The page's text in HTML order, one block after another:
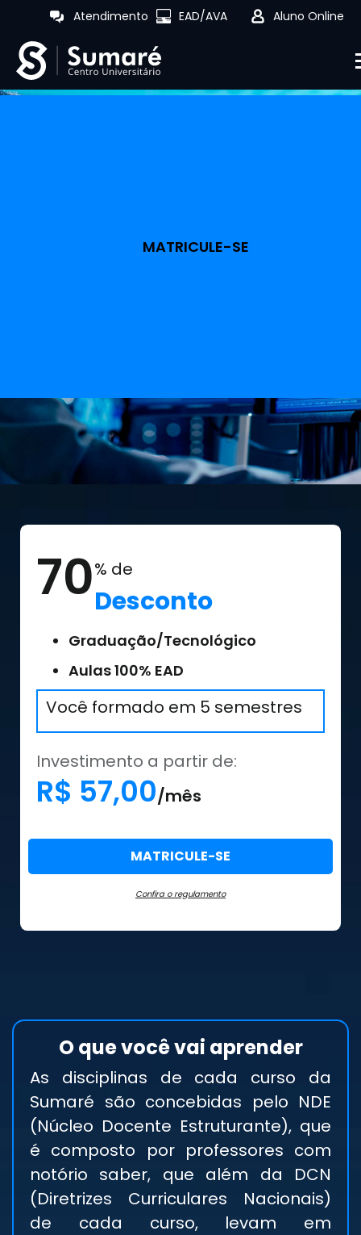
Atendimento EAD/AVA Aluno Online
70% de
Desconto
Graduação/Tecnológico
Aulas 100% EAD
Você formado em 5 semestres
Investimento a partir de:
R$ 57,00/mês
MATRICULE-SE
Confira o regulamento
MATRICULE-SE
O que você vai aprender
As disciplinas de cada curso da
Sumaré são concebidas pelo NDE
(Núcleo Docente Estruturante), que
é composto por professores com
notório saber, que além da DCN
(Diretrizes Curriculares Nacionais)
de cada curso, levam em